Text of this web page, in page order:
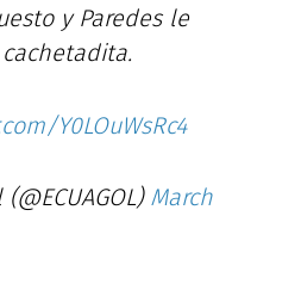
y Paredes le
Y0LOuWsRc4
March